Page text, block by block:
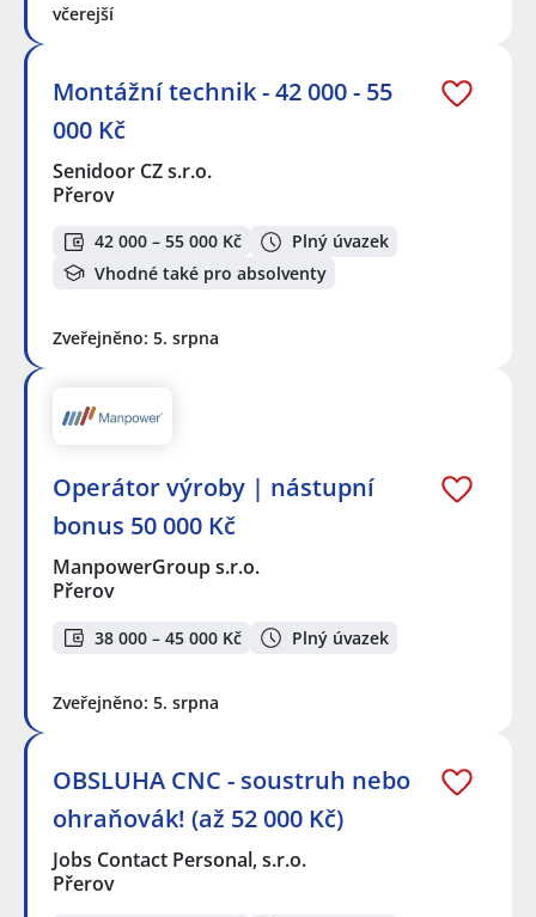
včerejší
Montážní technik - 42 000 - 55
000 Kč
Senidoor CZ s.r.o.
Přerov
42 000 – 55 000 Kč
Plný úvazek
Vhodné také pro absolventy
Zveřejněno: 5. srpna
Operátor výroby | nástupní
bonus 50 000 Kč
ManpowerGroup s.r.o.
Přerov
38 000 – 45 000 Kč Plný úvazek
Zveřejněno: 5. srpna
OBSLUHA CNC - soustruh nebo
ohraňovák! (až 52 000 Kč)
Jobs Contact Personal, s.r.o.
Přerov